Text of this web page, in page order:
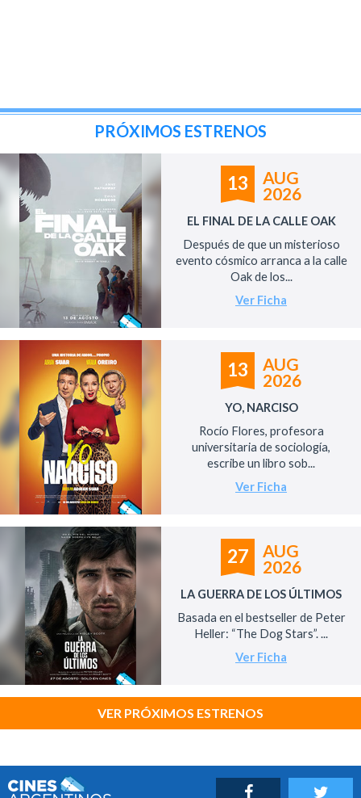
PRÓXIMOS ESTRENOS
13
AUG
2026
EL FINAL DE LA CALLE OAK
Después de que un misterioso
evento cósmico arranca a la calle
Oak de los...
Ver Ficha
13
AUG
2026
YO, NARCISO
Rocío Flores, profesora
universitaria de sociología,
escribe un libro sob...
Ver Ficha
27
AUG
2026
LA GUERRA DE LOS ÚLTIMOS
Basada en el bestseller de Peter
Heller: “The Dog Stars”. ...
Ver Ficha
VER PRÓXIMOS ESTRENOS